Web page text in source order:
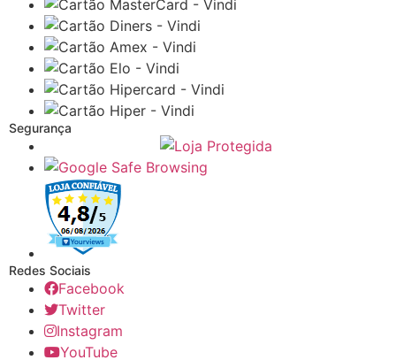
Segurança
Redes Sociais
Facebook
Twitter
Instagram
YouTube